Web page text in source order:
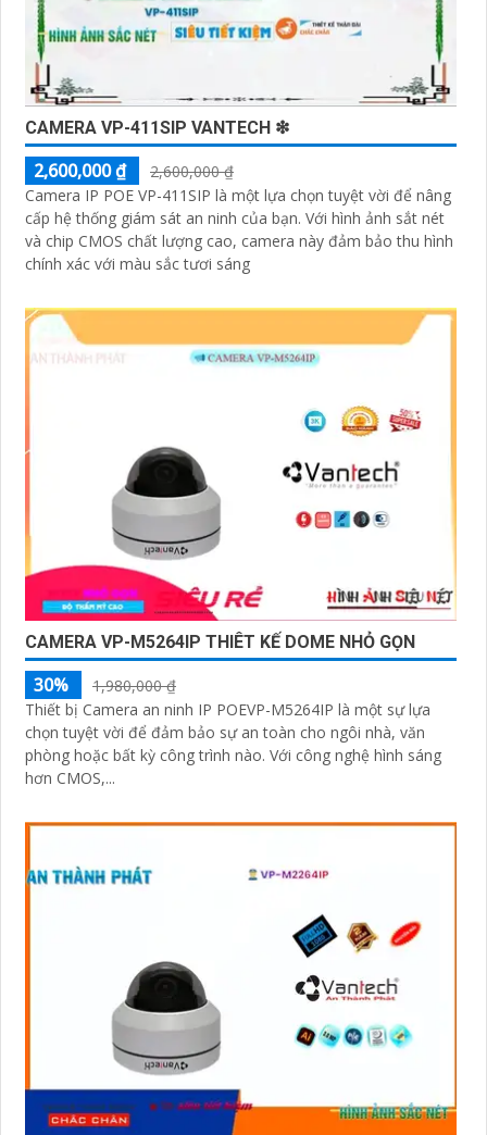
CAMERA VP-411SIP VANTECH ❇
2,600,000 ₫
2,600,000 ₫
Camera IP POE VP-411SIP là một lựa chọn tuyệt vời để nâng
cấp hệ thống giám sát an ninh của bạn. Với hình ảnh sắt nét
và chip CMOS chất lượng cao, camera này đảm bảo thu hình
chính xác với màu sắc tươi sáng
CAMERA VP-M5264IP THIÊT KẾ DOME NHỎ GỌN
30%
1,980,000 ₫
Thiết bị Camera an ninh IP POEVP-M5264IP là một sự lựa
chọn tuyệt vời để đảm bảo sự an toàn cho ngôi nhà, văn
phòng hoặc bất kỳ công trình nào. Với công nghệ hình sáng
hơn CMOS,...